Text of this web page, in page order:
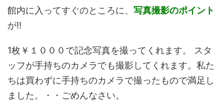
館内に入ってすぐのところに、 写真撮影のポイント
が!!
1枚￥１０００で記念写真を撮ってくれます。 スタ
ッフが手持ちのカメラでも撮影してくれます。私た
ちは買わずに手持ちのカメラで撮ったもので満足し
ました。・・ごめんなさい。